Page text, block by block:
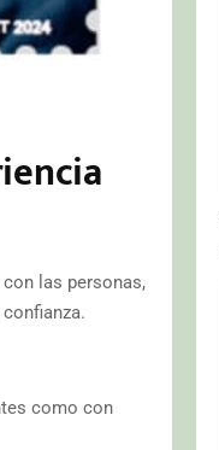
las personas,
como con